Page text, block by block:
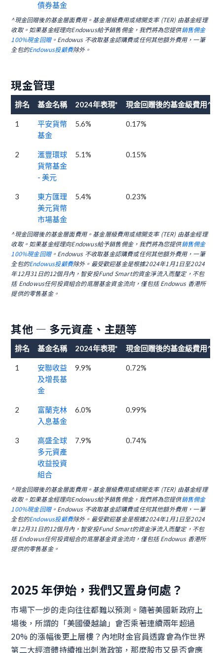
債券基金
^現金回贈後的基金層面費用。基金層級費用或總開支率 (TER) 由基金經理
收取。如果基金經理向Endowus給予銷售佣金，我們將為您提供銷售佣金
100%現金回贈。Endowus 不收取基金認購費或任何其他額外費用，一筆
全包的Endowus投顧費除外。
現金管理
排名 基金名稱 2024年表現* 現金回贈後的基金級費用^
1
平安貨幣
基金
5.6% 0.17%
2
滙豐環球
貨幣基金
- 美元
5.1% 0.15%
3
東方匯理
美元貨幣
市場基金
5.4% 0.23%
^現金回贈後的基金層面費用。基金層級費用或總開支率 (TER) 由基金經理
收取。如果基金經理向Endowus給予銷售佣金，我們將為您提供銷售佣金
100%現金回贈。Endowus 不收取基金認購費或任何其他額外費用，一筆
全包的Endowus投顧費除外。最受歡迎基金是根據2024年1月1日至2024
年12月31日的12個月內，智安投Fund Smart的資金淨流入而釐定，不包
括 Endowus任何投資組合的底層基金資金流向，僅包括 Endowus 香港所
提供的零售基金。
其他 — 多元資產、主題等
排名 基金名稱 2024年表現* 現金回贈後的基金級費用^
1
安聯收益
及增長基
金
9.9% 0.72%
2
富蘭克林
入息基金
6.0% 0.99%
3
高盛全球
多元資產
收益投資
組合
7.9% 0.74%
^現金回贈後的基金層面費用。基金層級費用或總開支率 (TER) 由基金經理
收取。如果基金經理向Endowus給予銷售佣金，我們將為您提供銷售佣金
100%現金回贈。Endowus 不收取基金認購費或任何其他額外費用，一筆
全包的Endowus投顧費除外。最受歡迎基金是根據2024年1月1日至2024
年12月31日的12個月內，智安投Fund Smart的資金淨流入而釐定，不包
括 Endowus任何投資組合的底層基金資金流向，僅包括 Endowus 香港所
提供的零售基金。
2025 年伊始，我們又置身何處？
市場下一步的走向往往都難以預測。隨著美國新政府上
場後，所謂的「美國優越論」會否乘著連續兩年超過
20% 的漲幅後更上層樓？內地財金官員透露會為作世界
第二大經濟體持續推出刺激政策，那麼股市又是否會應